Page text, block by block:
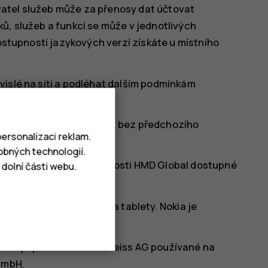
služeb může za přenosy dat účtovat
služeb a funkcí se může v jednotlivých
jazykových verzí získáte u místního
na síti a podléhat dalším podmínkám
se mohou změnit bez předchozího
údajů společnosti HMD Global dostupné
Nokia pro telefony a tablety. Nokia je
společnosti Carl Zeiss AG používané na
reklam.
technologií.
části webu.